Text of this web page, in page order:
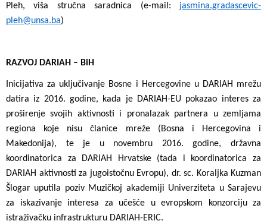
Pleh, viša stručna saradnica (e-mail: jasmina.gradascevic-
pleh@unsa.ba)
RAZVOJ DARIAH – BiH
Inicijativa za uključivanje Bosne i Hercegovine u DARIAH mrežu
datira iz 2016. godine, kada je DARIAH-EU pokazao interes za
proširenje svojih aktivnosti i pronalazak partnera u zemljama
regiona koje nisu članice mreže (Bosna i Hercegovina i
Makedonija), te je u novembru 2016.godine, državna
koordinatorica za DARIAH Hrvatske (tada i koordinatorica za
DARIAH aktivnosti za jugoistočnu Evropu), dr. sc. Koraljka Kuzman
Šlogar uputila poziv Muzičkoj akademiji Univerziteta u Sarajevu
za iskazivanje interesa za učešće u evropskom konzorciju za
istraživačku infrastrukturu DARIAH-ERIC.